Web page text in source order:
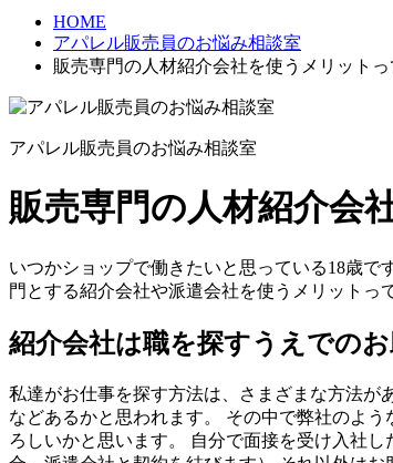
HOME
アパレル販売員のお悩み相談室
販売専門の人材紹介会社を使うメリットっ
アパレル販売員のお悩み相談室
販売専門の人材紹介会
いつかショップで働きたいと思っている18歳
門とする紹介会社や派遣会社を使うメリットっ
紹介会社は職を探すうえでの
私達がお仕事を探す方法は、さまざまな方法が
などあるかと思われます。 その中で弊社のよ
ろしいかと思います。 自分で面接を受け入社